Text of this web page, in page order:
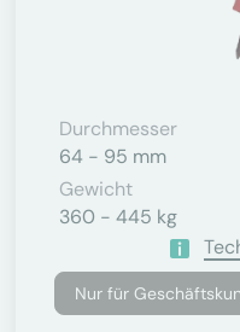
Durchmesser
64 - 95 mm
Gewicht
360 - 445 kg
Nur für